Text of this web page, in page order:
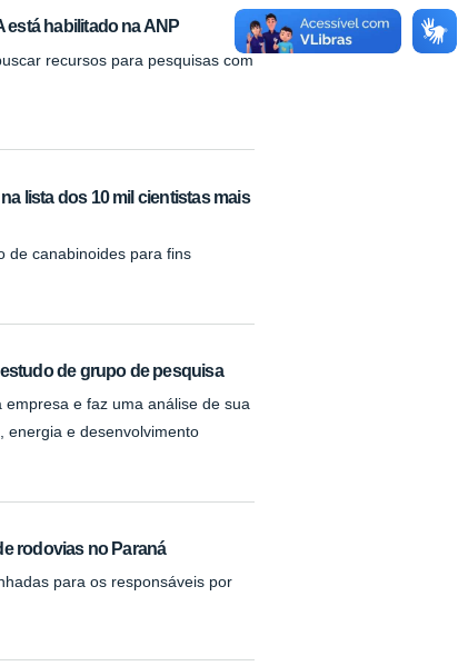
está habilitado na ANP
recursos para pesquisas com
lista dos 10 mil cientistas mais
de canabinoides para fins
de grupo de pesquisa
e faz uma análise de sua
energia e desenvolvimento
rodovias no Paraná
para os responsáveis por